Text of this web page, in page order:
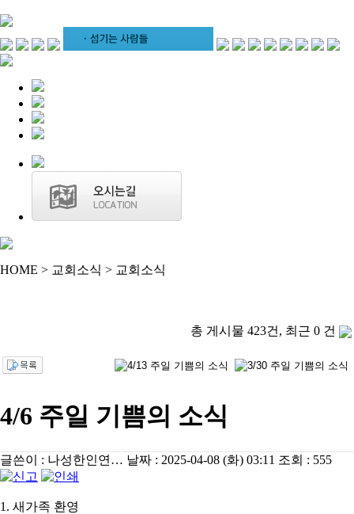
HOME > 교회소식 > 교회소식
총 게시물 423건, 최근 0 건
4/6 주일 기쁨의 소식
글쓴이 : 나성한인연… 날짜 : 2025-04-08 (화) 03:11 조회 : 555
1. 새가족 환영